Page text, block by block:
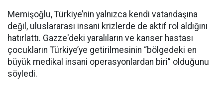
Memişoğlu, Türkiye’nin yalnızca kendi vatandaşına
değil, uluslararası insani krizlerde de aktif rol aldığını
hatırlattı. Gazze'deki yaralıların ve kanser hastası
çocukların Türkiye’ye getirilmesinin “bölgedeki en
büyük medikal insani operasyonlardan biri” olduğunu
söyledi.